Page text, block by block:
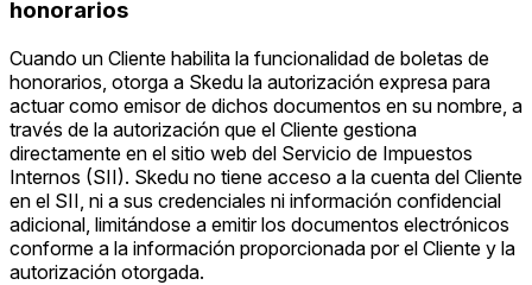
honorarios
Cuando un Cliente habilita la funcionalidad de boletas de
honorarios, otorga a Skedu la autorización expresa para
actuar como emisor de dichos documentos en su nombre, a
través de la autorización que el Cliente gestiona
directamente en el sitio web del Servicio de Impuestos
Internos (SII). Skedu no tiene acceso a la cuenta del Cliente
en el SII, ni a sus credenciales ni información confidencial
adicional, limitándose a emitir los documentos electrónicos
conforme a la información proporcionada por el Cliente y la
autorización otorgada.